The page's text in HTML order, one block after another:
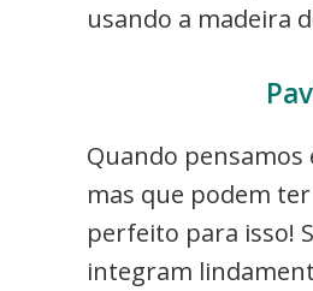
usando a madeira
Quando
mas que podem
perfeito para isso!
integram